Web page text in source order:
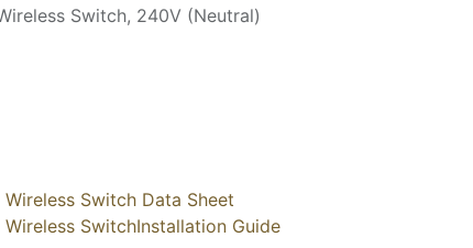
Switch, 240V (Neutral)
Switch Data Sheet
SwitchInstallation Guide